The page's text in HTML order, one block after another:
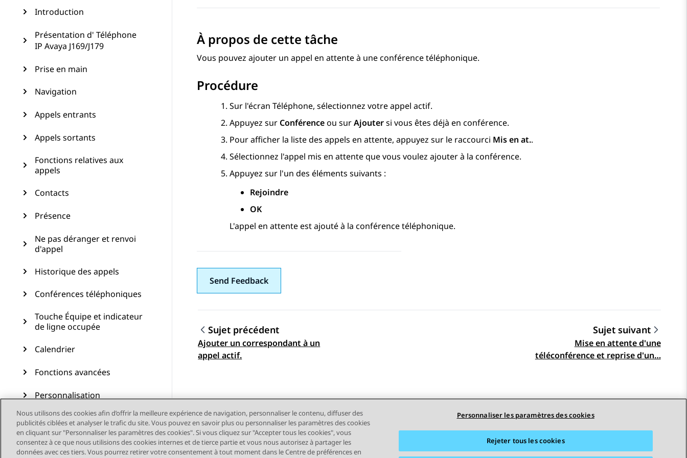
Introduction
Présentation d' Téléphone
IP Avaya J169/J179
Prise en main
Navigation
Appels entrants
Appels sortants
Fonctions relatives aux
appels
Contacts
Présence
Ne pas déranger et renvoi
d'appel
Historique des appels
Conférences téléphoniques
Touche Équipe et indicateur
de ligne occupée
Calendrier
Fonctions avancées
Personnalisation
Mise à jour du téléphone
Maintenance
À propos de cette tâche
Vous pouvez ajouter un appel en attente à une conférence téléphonique.
Procédure
Sur l'écran Téléphone, sélectionnez votre appel actif.
Appuyez sur Conférenceou surAjoutersi vous êtes déjà en conférence.
Pour afficher la liste des appels en attente, appuyez sur le raccourci Mis en at..
Sélectionnez l'appel mis en attente que vous voulez ajouter à la conférence.
Appuyez sur l'un des éléments suivants :
Rejoindre
OK
L'appel en attente est ajouté à la conférence téléphonique.
Send Feedback
Navigation par sujet
Sujet précédent
Ajouter un correspondant à un
appel actif.
Sujet suivant
Mise en attente d'une
téléconférence et reprise d'un…
Nous utilisons des cookies afin d’offrir la meilleure expérience de navigation, personnaliser le contenu, diffuser des
publicités ciblées et analyser le trafic du site. Vous pouvez en savoir plus ou personnaliser les paramètres des cookies
en cliquant sur "Personnaliser les paramètres des cookies". Si vous cliquez sur "Accepter tous les cookies", vous
consentez à ce que nous utilisions des cookies internes et de tierce partie et vous nous autorisez à partager les
données avec ces tiers. Vous pourrez retirer votre consentement à tout moment dans le Centre de préférences en
Personnaliser les paramètres des cookies
Rejeter tous les cookies